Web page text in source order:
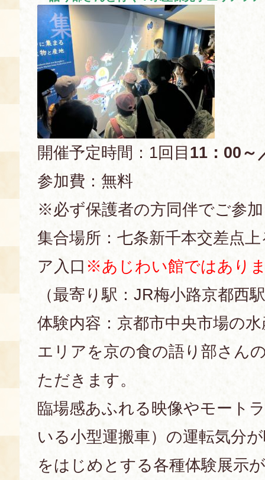
開催予定時間：1回目 11：00～
参加費：無料
※必ず保護者の方同伴でご参
集合場所：七条新千本交差点
ア入口 ※あじわい館ではあり
（最寄り駅：JR梅小路京都西
体験内容：京都市中央市場の
エリアを京の食の語り部さん
ただきます。
臨場感あふれる映像やモート
いる小型運搬車）の運転気分
をはじめとする各種体験展示